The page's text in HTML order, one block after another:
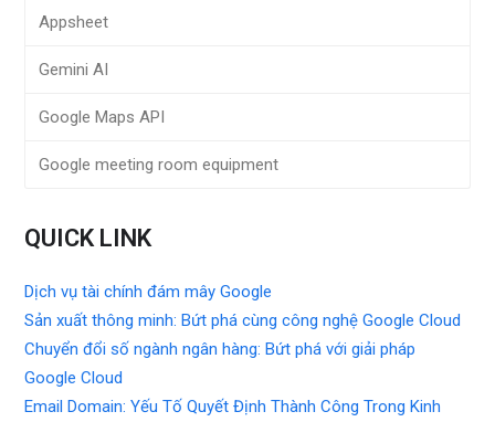
Appsheet
Gemini AI
Google Maps API
Google meeting room equipment
QUICK LINK
Dịch vụ tài chính đám mây Google
Sản xuất thông minh: Bứt phá cùng công nghệ Google Cloud
Chuyển đổi số ngành ngân hàng: Bứt phá với giải pháp
Google Cloud
Email Domain: Yếu Tố Quyết Định Thành Công Trong Kinh